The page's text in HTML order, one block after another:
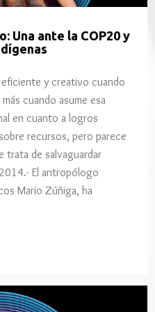
Una ante la COP20 y
y creativo cuando
cuando asume esa
en cuanto a logros
recursos, pero parece
de salvaguardar
El antropólogo
Mario Zúñiga, ha